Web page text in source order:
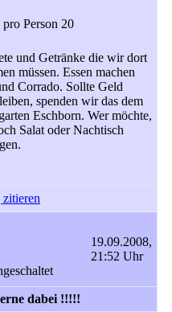
Person 20
und Getränke die wir dort
müssen. Essen machen
Corrado. Sollte Geld
spenden wir das dem
Eschborn. Wer möchte,
Salat oder Nachtisch
19.09.2008,
21:52 Uhr
dabei !!!!!